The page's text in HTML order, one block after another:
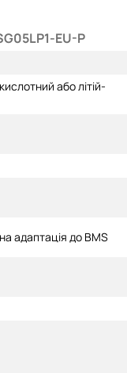
EU-P
або літій-
адаптація до BMS